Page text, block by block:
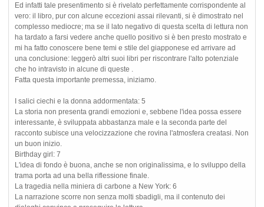
Ed infatti tale presentimento si è rivelato perfettamente corrispondente al
vero: il libro, pur con alcune eccezioni assai rilevanti, si è dimostrato nel
complesso mediocre; ma se il lato negativo di questa scelta di lettura non
ha tardato a farsi vedere anche quello positivo si è ben presto mostrato e
mi ha fatto conoscere bene temi e stile del giapponese ed arrivare ad
una conclusione: leggerò altri suoi libri per riscontrare l'alto potenziale
che ho intravisto in alcune di queste .
Fatta questa importante premessa, iniziamo.
I salici ciechi e la donna addormentata: 5
La storia non presenta grandi emozioni e, sebbene l'idea possa essere
interessante, è sviluppata abbastanza male e la seconda parte del
racconto subisce una velocizzazione che rovina l'atmosfera creatasi. Non
un buon inizio.
Birthday girl: 7
L'idea di fondo è buona, anche se non originalissima, e lo sviluppo della
trama porta ad una bella riflessione finale.
La tragedia nella miniera di carbone a New York: 6
La narrazione scorre non senza molti sbadigli, ma il contenuto dei